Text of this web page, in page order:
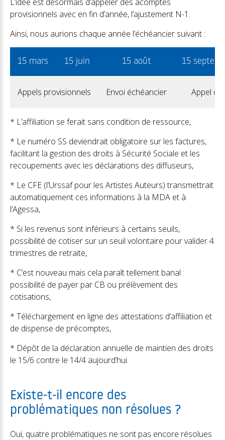
provisionnels avec en fin d’année, l’ajustement N-1.
Ainsi, nous aurions chaque année l’échéancier suivant :
15 mars 15 juin 15 août 15
Appels provisionnels Envoi échéancier Appel
* L’affiliation se ferait sans condition de ressource,
* Le numéro SS deviendrait obligatoire sur les factures,
facilitant la gestion des droits à Sécurité Sociale et les
recoupements avec les déclarations des diffuseurs,
* Le CFE (l’Urssaf pour les Artistes Auteurs) transmettrait
automatiquement ces informations à la MDA et à
l’Agessa,
* Si les revenus sont inférieurs à certains seuils,
possibilité de cotiser sur un seuil volontaire pour valider 4
trimestres de retraite,
* C’est nouveau mais cela paraît tellement banal :
possibilité de payer par CB ou prélèvement des
cotisations,
* Téléchargement en ligne des attestations d’affiliation et
de dispense de précomptes,
* Dépôt de la déclaration annuelle de maintien des droits
le 15/6 contre le 14/4 aujourd’hui.
Existe-t-il encore des
problématiques non résolues ?
Oui, quatre problématiques ne sont pas encore résolues